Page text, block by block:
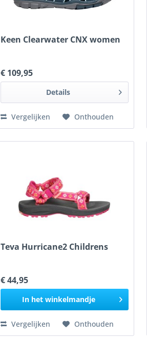
Keen Clearwater CNX women
€ 109,95
Details
Vergelijken Onthouden
Teva Hurricane2 Childrens
€ 44,95
In het winkelmandje
Vergelijken Onthouden